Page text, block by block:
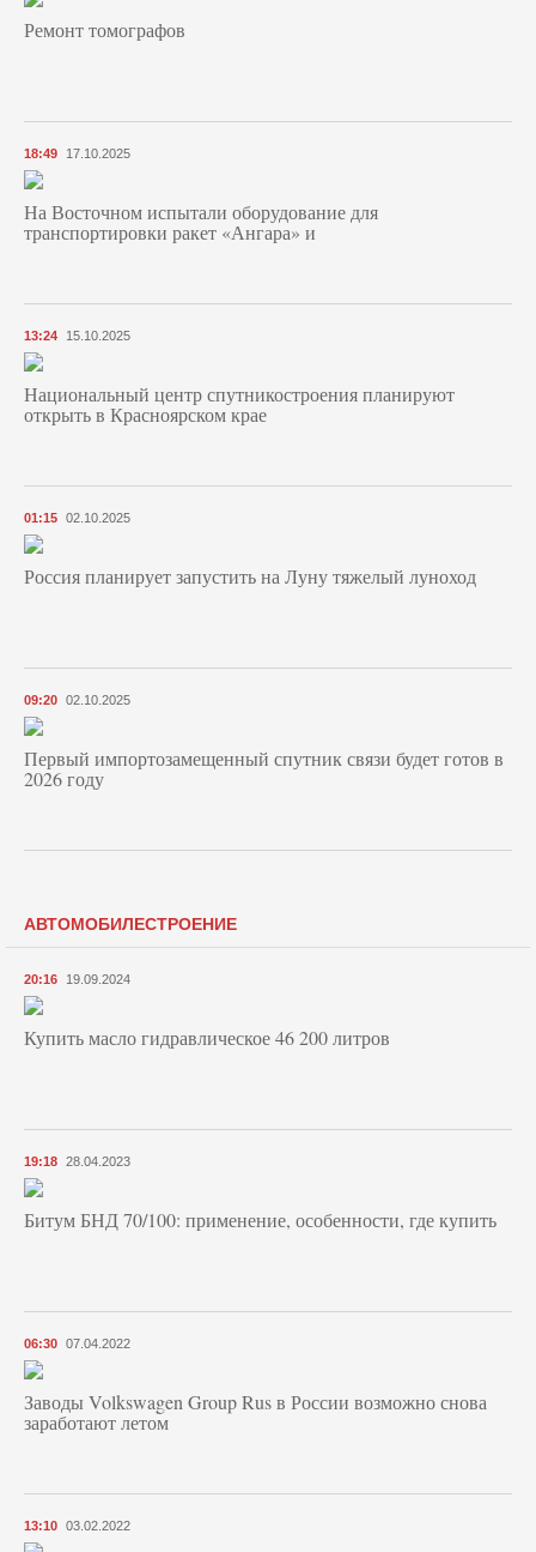
Ремонт томографов
18:49 17.10.2025
На Восточном испытали оборудование для
транспортировки ракет «Ангара» и
13:24 15.10.2025
Национальный центр спутникостроения планируют
открыть в Красноярском крае
01:15 02.10.2025
Россия планирует запустить на Луну тяжелый луноход
09:20 02.10.2025
Первый импортозамещенный спутник связи будет готов в
2026 году
АВТОМОБИЛЕСТРОЕНИЕ
20:16 19.09.2024
Купить масло гидравлическое 46 200 литров
19:18 28.04.2023
Битум БНД 70/100: применение, особенности, где купить
06:30 07.04.2022
Заводы Volkswagen Group Rus в России возможно снова
заработают летом
13:10 03.02.2022